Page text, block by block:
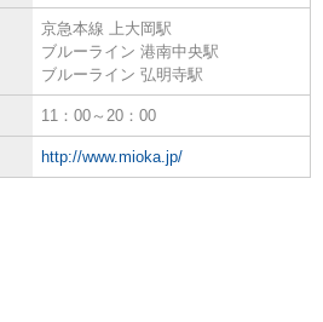
京急本線 上大岡駅
ブルーライン 港南中央駅
ブルーライン 弘明寺駅
11：00～20：00
http://www.mioka.jp/